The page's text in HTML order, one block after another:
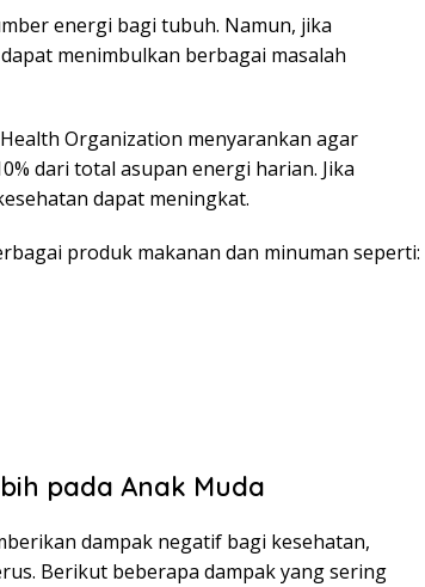
energi bagi tubuh. Namun, jika
menimbulkan berbagai masalah
Organization menyarankan agar
dari total asupan energi harian. Jika
dapat meningkat.
produk makanan dan minuman seperti:
pada Anak Muda
dampak negatif bagi kesehatan,
Berikut beberapa dampak yang sering